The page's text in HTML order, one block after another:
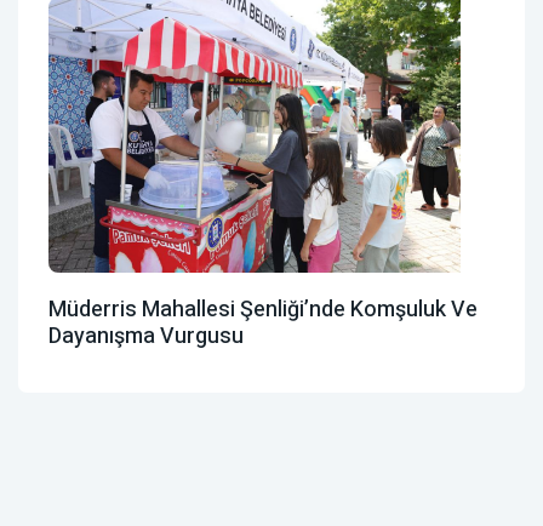
Müderris Mahallesi Şenliği’nde Komşuluk Ve
Dayanışma Vurgusu